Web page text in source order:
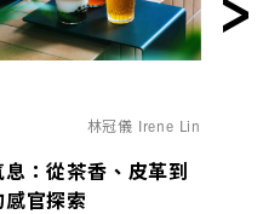
林冠儀 Irene Lin
：從茶香、皮革到
官探索